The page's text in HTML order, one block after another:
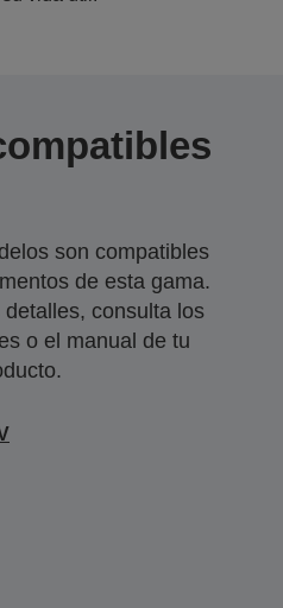
son compatibles
de esta gama.
consulta los
o el manual de tu